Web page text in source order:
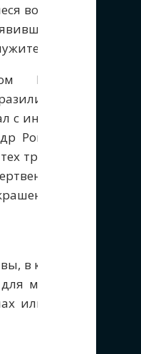
возносили
после
Николаем
то, уже
с интересом
Романов,
трудностях,
новых
в котором Иисус,
меня
или чьих-то